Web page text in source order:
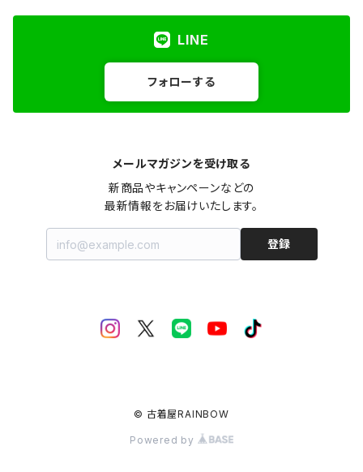
LINE
フォローする
メールマガジンを受け取る
新商品やキャンペーンなどの
最新情報をお届けいたします。
登録
© 古着屋RAINBOW
Powered by